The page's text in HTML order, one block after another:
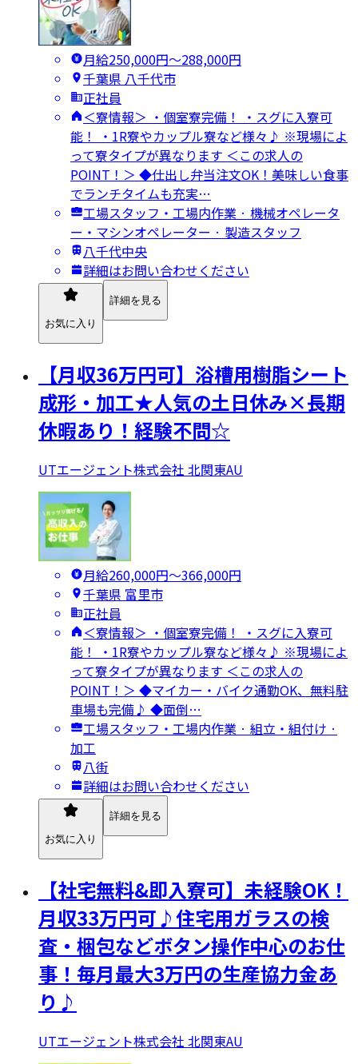
月給250,000円〜288,000円
千葉県 八千代市
正社員
＜寮情報＞ ・個室寮完備！ ・スグに入寮可
能！ ・1R寮やカップル寮など様々♪ ※現場によ
って寮タイプが異なります ＜この求人の
POINT！＞ ◆仕出し弁当注文OK！美味しい食事
でランチタイムも充実…
工場スタッフ・工場内作業 · 機械オペレータ
ー・マシンオペレーター · 製造スタッフ
八千代中央
詳細はお問い合わせください
お気に入り
詳細を見る
【月収36万円可】浴槽用樹脂シート
成形・加工★人気の土日休み×長期
休暇あり！経験不問☆
UTエージェント株式会社 北関東AU
月給260,000円〜366,000円
千葉県 富里市
正社員
＜寮情報＞ ・個室寮完備！ ・スグに入寮可
能！ ・1R寮やカップル寮など様々♪ ※現場によ
って寮タイプが異なります ＜この求人の
POINT！＞ ◆マイカー・バイク通勤OK、無料駐
車場も完備♪ ◆面倒…
工場スタッフ・工場内作業 · 組立・組付け ·
加工
八街
詳細はお問い合わせください
お気に入り
詳細を見る
【社宅無料&即入寮可】未経験OK！
月収33万円可♪住宅用ガラスの検
査・梱包などボタン操作中心のお仕
事！毎月最大3万円の生産協力金あ
り♪
UTエージェント株式会社 北関東AU